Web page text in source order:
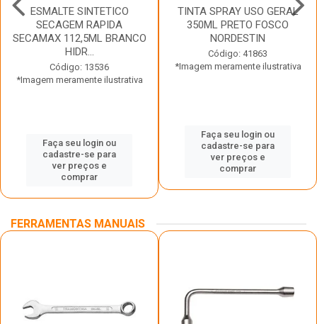
ESMALTE SINTETICO
SECAGEM RAPIDA
SECAMAX 112,5ML BRANCO
HIDR...
Código: 13536
*Imagem meramente ilustrativa
Faça seu login ou
cadastre-se para
ver preços e
comprar
TINTA SPRAY USO GERAL
350ML PRETO FOSCO
NORDESTIN
Código: 41863
*Imagem meramente ilustrativa
Faça seu login ou
cadastre-se para
ver preços e
comprar
FERRAMENTAS MANUAIS